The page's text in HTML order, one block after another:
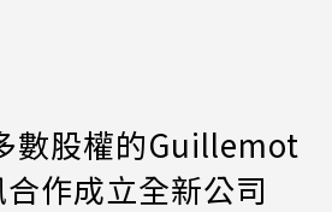
數股權的Guillemot
作成立全新公司